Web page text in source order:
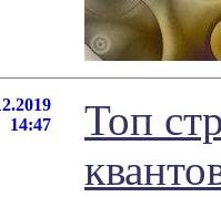
14:47
Топ